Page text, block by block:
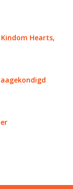
Hearts,